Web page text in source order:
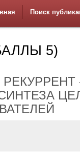
Поиск
5)